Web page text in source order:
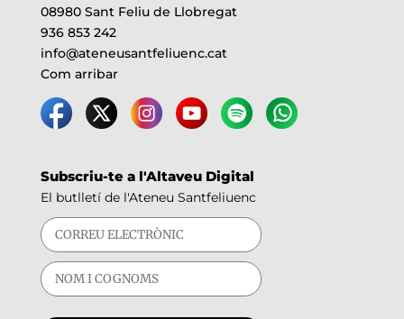
08980 Sant Feliu de Llobregat
936 853 242
info@ateneusantfeliuenc.cat
Com arribar
Subscriu-te a l'Altaveu Digital
El butlletí de l'Ateneu Santfeliuenc